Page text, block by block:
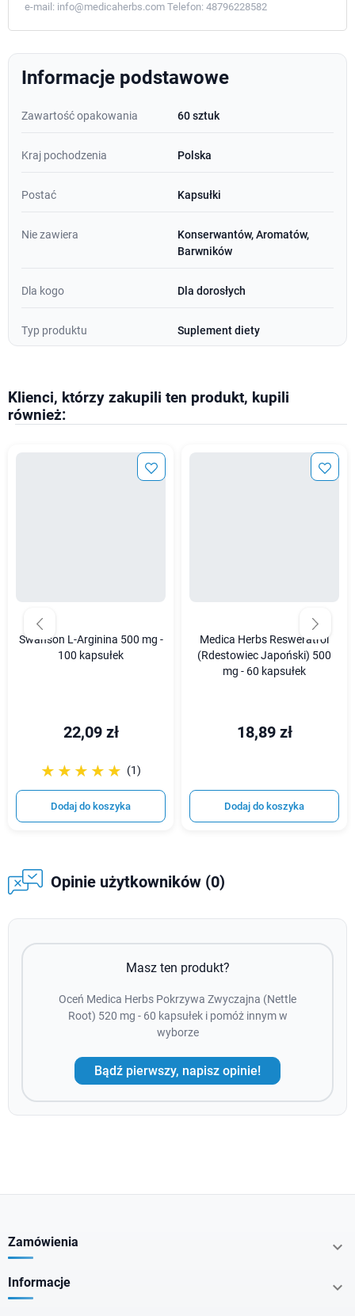
e-mail: info@medicaherbs.com Telefon: 48796228582
Informacje podstawowe
Zawartość opakowania 60 sztuk
Kraj pochodzenia Polska
Postać Kapsułki
Nie zawiera
Konserwantów, Aromatów,
Barwników
Dla kogo Dla dorosłych
Typ produktu Suplement diety
Klienci, którzy zakupili ten produkt, kupili
również:
Swanson L-Arginina 500 mg -
100 kapsułek
22,09 zł
☆☆☆☆☆
★★★★★ (1)
Dodaj do koszyka
Medica Herbs Resweratrol
(Rdestowiec Japoński) 500
mg - 60 kapsułek
18,89 zł
Dodaj do koszyka
Opinie użytkowników (0)
Masz ten produkt?
Oceń Medica Herbs Pokrzywa Zwyczajna (Nettle
Root) 520 mg - 60 kapsułek i pomóż innym w
wyborze
Bądź pierwszy, napisz opinie!
Zamówienia 
Informacje 